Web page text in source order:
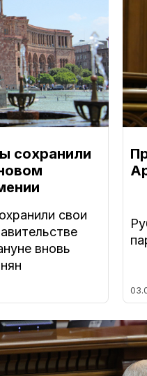
сохранили
свои
вновь